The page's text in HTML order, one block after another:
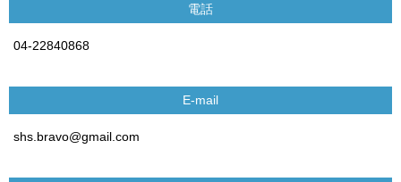
電話
04-22840868
E-mail
shs.bravo@gmail.com